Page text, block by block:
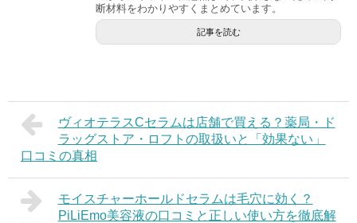
断材料をわかりやすくまとめています。
記事を読む
ヴィオテラスCセラムは店舗で買える？薬局・ド
ラッグストア・ロフトの取扱いと「効果ない」
口コミの真相
モイスチャーホールドセラムは毛穴に効く？
PiLiEmo美容液の口コミと正しい使い方を徹底解